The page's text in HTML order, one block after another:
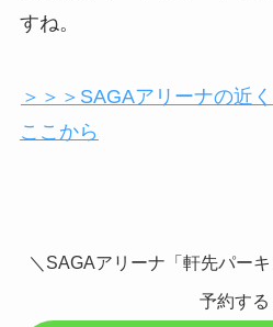
すね。
＞＞＞SAGAアリーナの近
ここから
＼SAGAアリーナ「軒先パー
予約する